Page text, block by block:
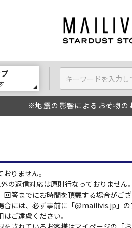
※地震の影響によるお荷物の
りません。
返信対応は原則行なっておりません。
答までにお時間を頂戴する場合がござ
には、必ず事前に「@mailivis.jp」の
ご遠慮ください。